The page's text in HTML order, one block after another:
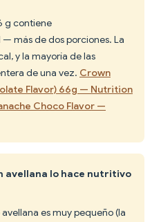
g contiene
más de dos porciones. La
y la mayoría de las
de una vez. Crown
Flavor) 66g — Nutrition
Choco Flavor —
avellana lo hace nutritivo
es muy pequeño (la